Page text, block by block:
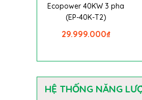
Ecopower 40KW 3 pha
(EP-40K-T2)
₫
29.999.000
HỆ THỐNG NĂNG